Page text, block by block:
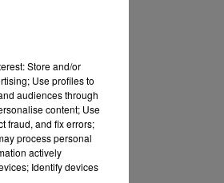
Store and/or
Use profiles to
audiences through
content; Use
fraud, and fix errors;
process personal
actively
Identify devices